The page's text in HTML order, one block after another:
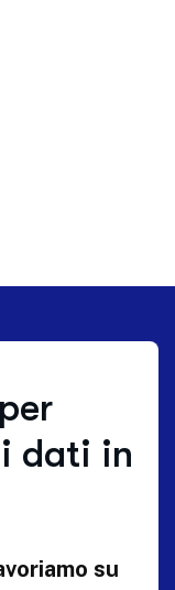
dati in
su